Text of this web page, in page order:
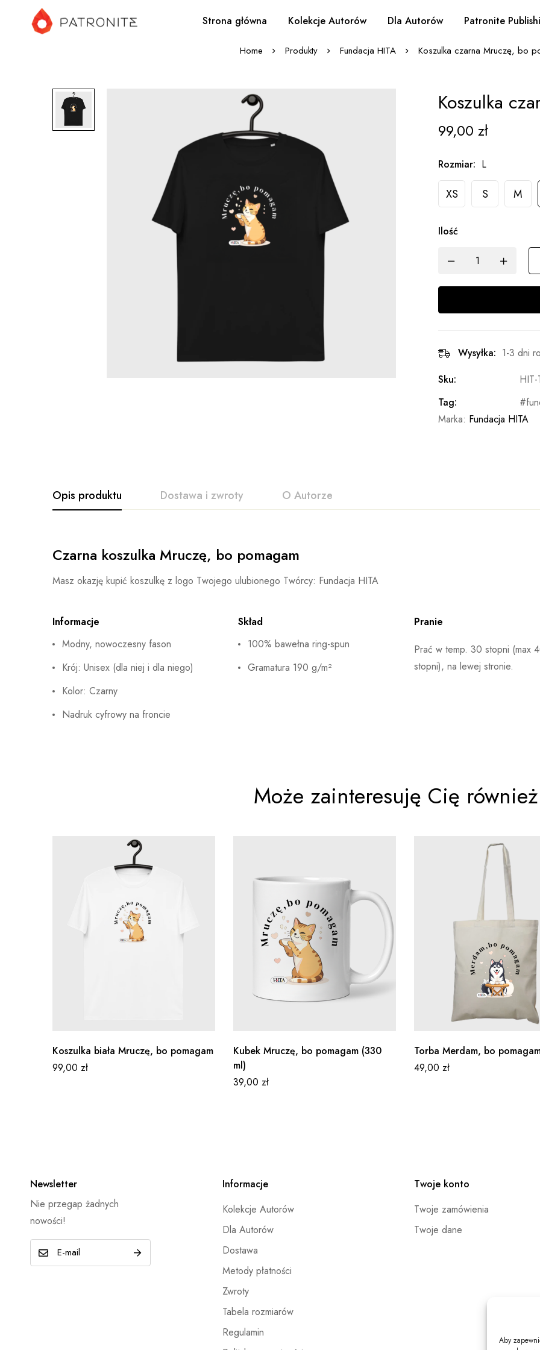
Aby
Strona główna Kolekcje Autorów Dla Autorów Patronite
Home Produkty Fundacja HITA Koszulka czarna Mruczę, bo
Koszulka
99,00 zł
Rozmiar: L
XS S M
Ilość
Wysyłka: 1-3 dni
Sku:
Tag:
Marka: Fundacja HITA
Opis produktu Dostawa i zwroty O Autorze
Czarna koszulka Mruczę, bo pomagam
Masz okazję kupić koszulkę z logo Twojego ulubionego Twórcy: Fundacja HITA
Informacje
Modny, nowoczesny fason
Krój: Unisex (dla niej i dla niego)
Kolor: Czarny
Nadruk cyfrowy na froncie
Skład
100% bawełna ring-spun
Gramatura 190 g/m²
Pranie
Prać w temp. 30 stopni (max
stopni), na lewej stronie.
Może zainteresuję Cię
Koszulka biała Mruczę, bo pomagam
99,00 zł
Kubek Mruczę, bo pomagam (330
ml)
39,00 zł
Torba Merdam, bo
49,00 zł
Newsletter
Nie przegap żadnych
nowości!
-
Informacje
Kolekcje Autorów
Dla Autorów
Dostawa
Metody płatności
Zwroty
Tabela rozmiarów
Regulamin
Twoje konto
Twoje zamówienia
Twoje dane